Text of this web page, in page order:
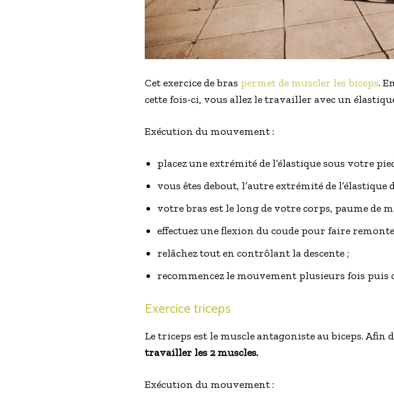
Cet exercice de bras permet de muscler les biceps.
cette fois-ci, vous allez le travailler avec un
Exécution du mouvement :
placez une extrémité de l’élastique sous votre
vous êtes debout, l’autre extrémité de
votre bras est le long de votre corps, paume de
effectuez une flexion du coude pour faire
relâchez tout en contrôlant la descente ;
recommencez le mouvement plusieurs fois puis
Exercice triceps
Le triceps est le muscle antagoniste au biceps. Afin
travailler les 2 muscles.
Exécution du mouvement :